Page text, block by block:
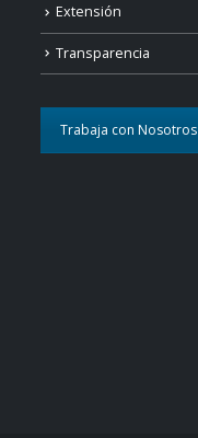
Extensión
Transparencia
Trabaja con Nosotros